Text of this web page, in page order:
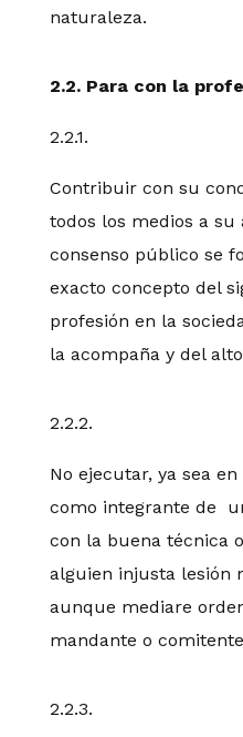
naturaleza.
2.2. Para con la
2.2.1.
Contribuir con su
todos los medios a su
consenso público se
exacto concepto del
profesión en la
la acompaña y del
2.2.2.
No ejecutar, ya sea
como integrante de
con la buena técnica
alguien injusta lesión
aunque mediare
mandante o
2.2.3.